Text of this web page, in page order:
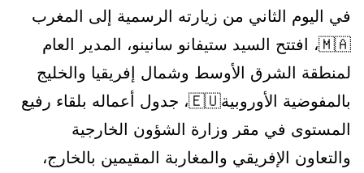
في اليوم الثاني من زيارته الرسمية إلى المغرب
🇲🇦، افتتح السيد ستيفانو سانينو، المدير العام
لمنطقة الشرق الأوسط وشمال إفريقيا والخليج
بالمفوضية الأوروبية🇪🇺، جدول أعماله بلقاء رفيع
المستوى في مقر وزارة الشؤون الخارجية
والتعاون الإفريقي والمغاربة المقيمين بالخارج،